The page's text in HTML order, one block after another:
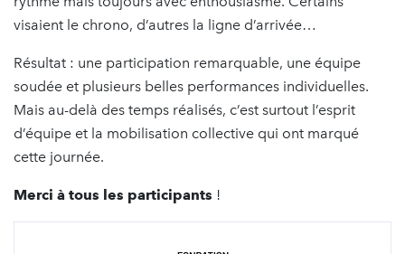
visaient le chrono, d’autres la ligne d’arrivée…
Résultat : une participation remarquable, une équipe
soudée et plusieurs belles performances individuelles.
Mais au-delà des temps réalisés, c’est surtout l’esprit
d’équipe et la mobilisation collective qui ont marqué
cette journée.
Merci à tous les participants !